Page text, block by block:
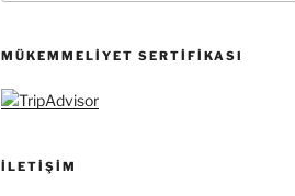
MÜKEMMELIYET SERTIFIKASI
İLETIŞIM